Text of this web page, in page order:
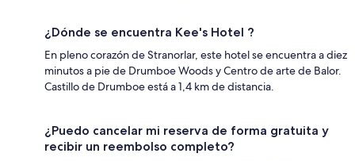
¿Dónde se encuentra Kee's Hotel ?
En pleno corazón de Stranorlar, este hotel se encuentra a diez
minutos a pie de Drumboe Woods y Centro de arte de Balor.
Castillo de Drumboe está a 1,4 km de distancia.
¿Puedo cancelar mi reserva de forma gratuita y
recibir un reembolso completo?